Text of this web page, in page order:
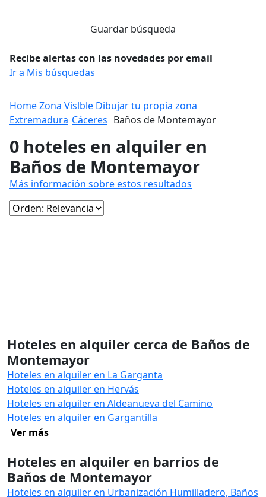
Guardar búsqueda
Recibe alertas con las novedades por email
Ir a Mis búsquedas
HomeZona Vislble Dibujar tu propia zona
Extremadura Cáceres Baños de Montemayor
0 hoteles en alquiler en
Baños de Montemayor
Más información sobre estos resultados
Hoteles en alquiler cerca de Baños de
Montemayor
Hoteles en alquiler en La Garganta
Hoteles en alquiler en Hervás
Hoteles en alquiler en Aldeanueva del Camino
Hoteles en alquiler en Gargantilla
Ver más
Hoteles en alquiler en barrios de
Baños de Montemayor
Hoteles en alquiler en Urbanización Humilladero, Baños